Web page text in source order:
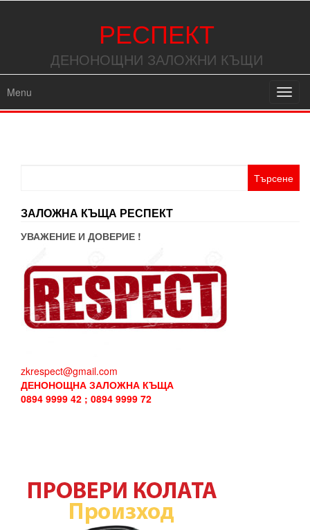
РЕСПЕКТ
ДЕНОНОЩНИ ЗАЛОЖНИ КЪЩИ
Menu
ЗАЛОЖНА КЪЩА РЕСПЕКТ
УВАЖЕНИЕ И ДОВЕРИЕ !
zkrespect@gmail.com
ДЕНОНОЩНА ЗАЛОЖНА КЪЩА
0894 9999 42 ; 0894 9999 72